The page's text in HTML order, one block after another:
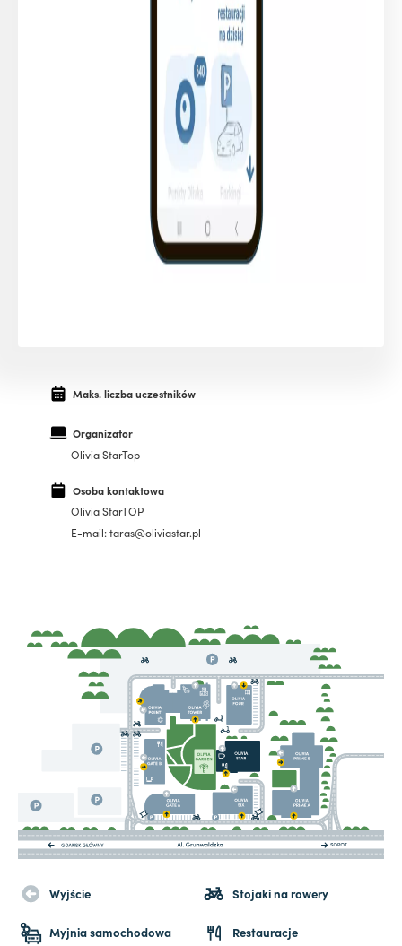
Maks. liczba uczestników
Organizator
Olivia StarTop
Osoba kontaktowa
Olivia StarTOP
E-mail: taras@oliviastar.pl
Wyjście Stojaki na rowery
Myjnia samochodowa Restauracje